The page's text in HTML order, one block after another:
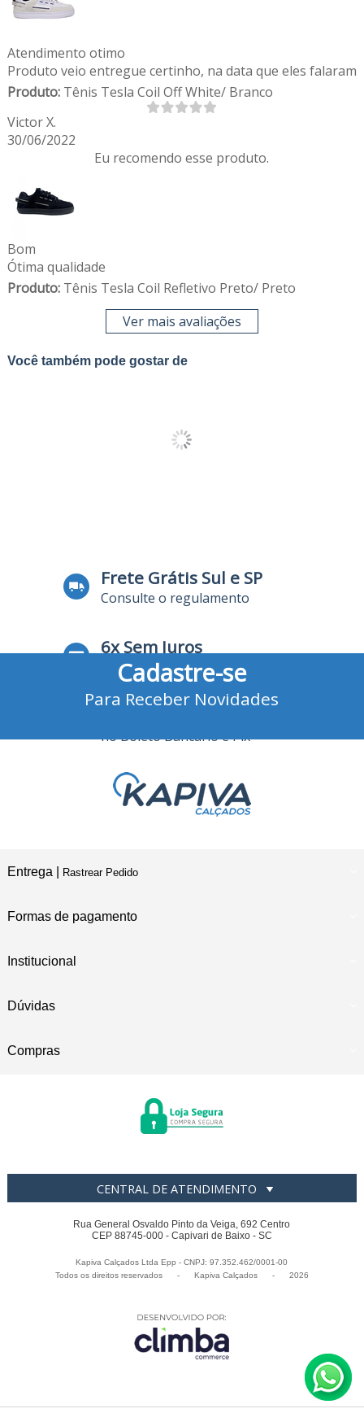
Atendimento otimo
Produto veio entregue certinho, na data que eles falaram
Produto:Tênis Tesla Coil Off White/ Branco
Victor X.
30/06/2022
Eu recomendo esse produto.
Bom
Ótima qualidade
Produto:Tênis Tesla Coil Refletivo Preto/ Preto
Ver mais avaliações
Você também pode gostar de
Frete Grátis Sul e SP
Consulte o regulamento
6x Sem Juros
no Cartão de Crédito
no Boleto Bancário e Pix
Cadastre-se
Para Receber Novidades
Entrega | Rastrear Pedido
Formas de pagamento
Institucional
Dúvidas
Compras
CENTRAL DE ATENDIMENTO
Rua General Osvaldo Pinto da Veiga, 692 Centro
CEP 88745-000 - Capivari de Baixo - SC
Kapiva Calçados Ltda Epp - CNPJ: 97.352.462/0001-00
Todos os direitos reservados
- Kapiva Calçados - 2026